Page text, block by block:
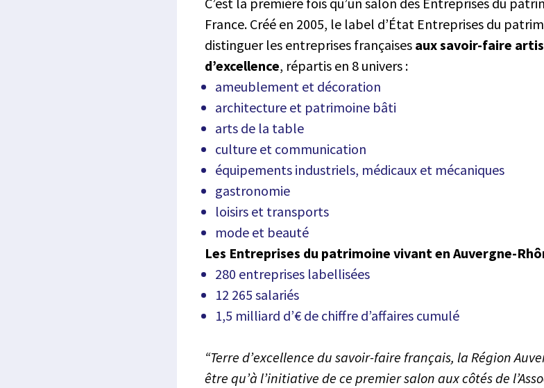
France. Créé en 2005, le label d’État Entreprises du
distinguer les entreprises françaises aux savoir-faire
d’excellence, répartis en 8 univers :
ameublement et décoration
architecture et patrimoine bâti
arts de la table
culture et communication
équipements industriels, médicaux et mécaniques
gastronomie
loisirs et transports
mode et beauté
Les Entreprises du patrimoine vivant en Auvergne-
280 entreprises labellisées
12 265 salariés
1,5 milliard d’€ de chiffre d’affaires cumulé
“Terre d’excellence du savoir-faire français, la Région
être qu’à l’initiative de ce premier salon aux côtés de